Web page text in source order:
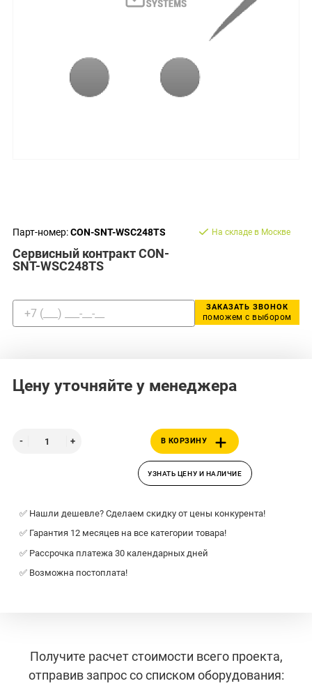
Парт-номер:CON-SNT-WSC248TS
Сервисный контракт CON-
SNT-WSC248TS
На складе в Москве
ЗАКАЗАТЬ ЗВОНОК
поможем с выбором
Цену уточняйте у менеджера
В КОРЗИНУ
УЗНАТЬ ЦЕНУ И НАЛИЧИЕ
✅ Нашли дешевле? Сделаем скидку от цены конкурента!
✅ Гарантия 12 месяцев на все категории товара!
✅ Рассрочка платежа 30 календарных дней
✅ Возможна постоплата!
Получите расчет стоимости всего проекта,
отправив запрос со списком оборудования: